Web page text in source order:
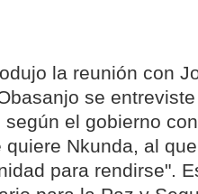
la reunión con
se
según el gobierno
quiere Nkunda, al
para rendirse".